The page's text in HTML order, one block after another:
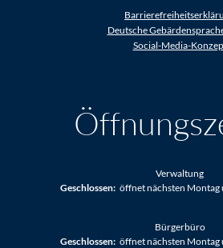
Deutsche
Social-Media-
Verwaltung
Klicken, um weitere Öffnungs- oder
Geschlossen: öffnet nächsten Montag
Bürgerbüro
Klicken, um weitere Öffnungs- oder
Geschlossen: öffnet nächsten Montag